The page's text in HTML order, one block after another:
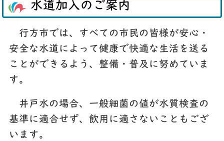
水道加入のご案内
行方市では、すべての市民の皆様が安心・
安全な水道によって健康で快適な生活を送る
ことができるよう、整備・普及に努めていま
す。
井戸水の場合、一般細菌の値が水質検査の
基準に適合せず、飲用に適さないこともござ
います。